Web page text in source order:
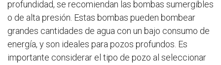
profundidad, se recomiendan las bombas sumergibles
o de alta presión. Estas bombas pueden bombear
grandes cantidades de agua con un bajo consumo de
energía, y son ideales para pozos profundos. Es
importante considerar el tipo de pozo al seleccionar